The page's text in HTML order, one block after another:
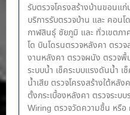
รับตรวจโครงสร้างบ้านขอนแ
บริการรับตรวจบ้าน และ คอน
กาฬสินธุ์ ชัยภูมิ และ ทั่วเขตภ
โด บินโดรนตรวจหลังคา ตรว
งานหลังคา ตรวจผนัง ตรวจพื้
ระบบน้ำ เช็คระบบแรงดันน้ำ
น้ำ​เสีย ตรวจโครงสร้างใต้หลั
ตั้งกระเบื้องหลังคา ตรวจระบ
Wiring ตรวจวัดความชื้น หรือ